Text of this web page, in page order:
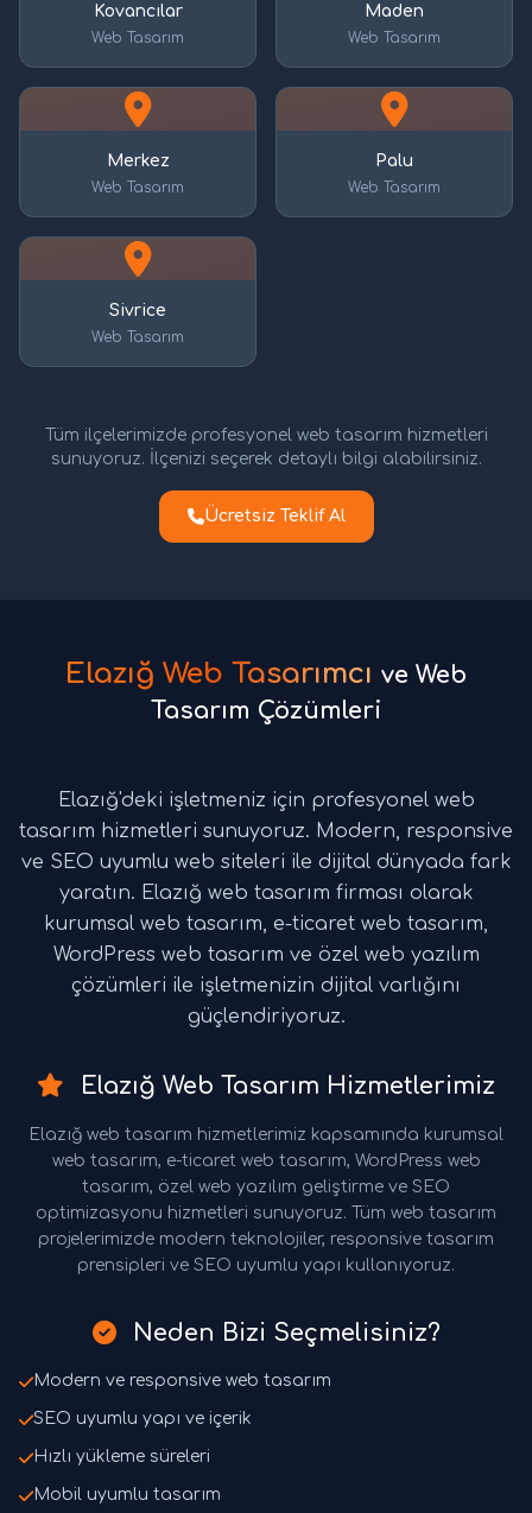
Kovancılar
Web Tasarım
Maden
Web Tasarım
Merkez
Web Tasarım
Palu
Web Tasarım
Sivrice
Web Tasarım
Tüm ilçelerimizde profesyonel web tasarım hizmetleri
sunuyoruz. İlçenizi seçerek detaylı bilgi alabilirsiniz.
Ücretsiz Teklif Al
Elazığ Web Tasarımcı ve Web
Tasarım Çözümleri
Elazığ'deki işletmeniz için profesyonel web
tasarım hizmetleri sunuyoruz. Modern, responsive
ve SEO uyumlu web siteleri ile dijital dünyada fark
yaratın. Elazığ web tasarım firması olarak
kurumsal web tasarım, e-ticaret web tasarım,
WordPress web tasarım ve özel web yazılım
çözümleri ile işletmenizin dijital varlığını
güçlendiriyoruz.
Elazığ Web Tasarım Hizmetlerimiz
Elazığ web tasarım hizmetlerimiz kapsamında kurumsal
web tasarım, e-ticaret web tasarım, WordPress web
tasarım, özel web yazılım geliştirme ve SEO
optimizasyonu hizmetleri sunuyoruz. Tüm web tasarım
projelerimizde modern teknolojiler, responsive tasarım
prensipleri ve SEO uyumlu yapı kullanıyoruz.
Neden Bizi Seçmelisiniz?
Modern ve responsive web tasarım
SEO uyumlu yapı ve içerik
Hızlı yükleme süreleri
Mobil uyumlu tasarım